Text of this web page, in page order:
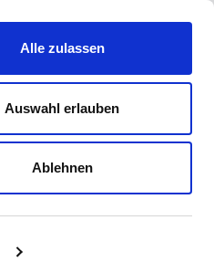
Alle zulassen
Auswahl erlauben
Ablehnen